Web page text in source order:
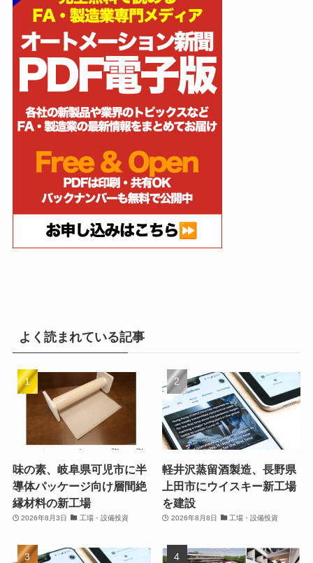
よく読まれている記事
味の素、岐阜県可児市に半
導体パッケージ向け層間絶
縁材料の新工場
2026年8月3日 工場・設備投資
軽井沢蒸留酒製造、長野県
上田市にウイスキー新工場
を建設
2026年8月8日 工場・設備投資